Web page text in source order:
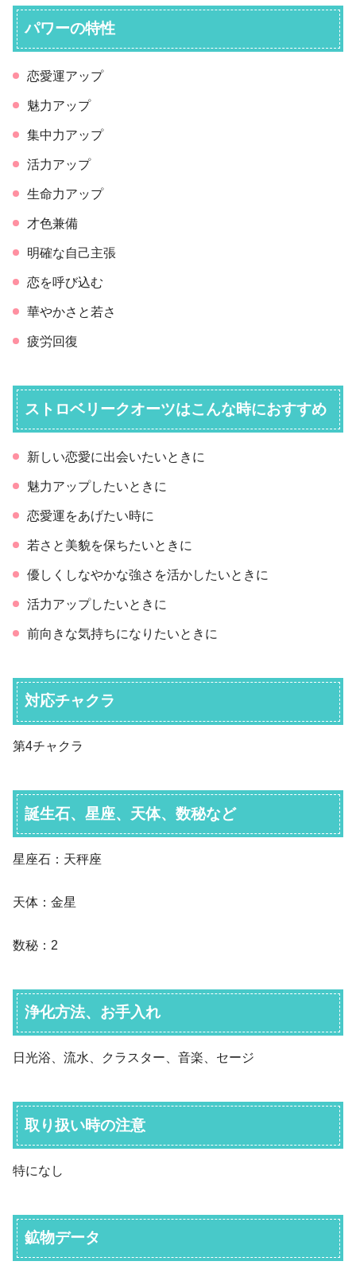
パワーの特性
恋愛運アップ
魅力アップ
集中力アップ
活力アップ
生命力アップ
才色兼備
明確な自己主張
恋を呼び込む
華やかさと若さ
疲労回復
ストロベリークオーツはこんな時におすすめ
新しい恋愛に出会いたいときに
魅力アップしたいときに
恋愛運をあげたい時に
若さと美貌を保ちたいときに
優しくしなやかな強さを活かしたいときに
活力アップしたいときに
前向きな気持ちになりたいときに
対応チャクラ
第4チャクラ
誕生石、星座、天体、数秘など
星座石：天秤座
天体：金星
数秘：2
浄化方法、お手入れ
日光浴、流水、クラスター、音楽、セージ
取り扱い時の注意
特になし
鉱物データ